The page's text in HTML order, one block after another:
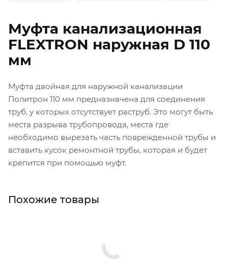
Муфта канализационная
FLEXTRON наружная D 110
мм
Муфта двойная для наружной канализации
Политрон 110 мм предназначена для соединения
труб, у которых отсутствует раструб. Это могут быть
места разрыва трубопровода, места где
необходимо вырезать часть поврежденной трубы и
вставить кусок ремонтной трубы, которая и будет
крепится при помощью муфт.
Похожие товары